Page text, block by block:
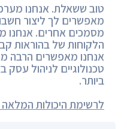
טוב ששאלת. אנחנו
מאפשרים לך ליצור
מסמכים אחרים. אנחנו
הלקוחות של בהוראות
אנחנו מאפשרים הרבה
טכנולוגיים לניהול עסק
ביותר.
לרשימת היכולות המלאה